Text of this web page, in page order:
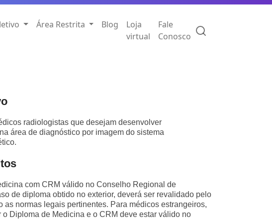
Área Restrita Blog
Loja
virtual
Fale
Conosco
radiologistas que desejam desenvolver
área de diagnóstico por imagem do sistema
com CRM válido no Conselho Regional de
de diploma obtido no exterior, deverá ser revalidado pelo
as normas legais pertinentes. Para médicos estrangeiros,
o Diploma de Medicina e o CRM deve estar válido no